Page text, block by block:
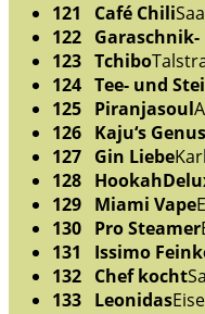
121 Café Chili
122 Garaschnik-
123 Tchibo
124 Tee- und
125 Piranjasoul
126 Kaju‘s
127 Gin Liebe
128
129 Miami Vape
130 Pro Steamer
131 Issimo
132 Chef kocht
133 Leonidas